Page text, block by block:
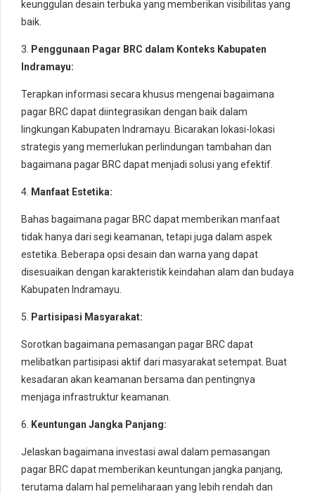
keunggulan desain terbuka yang memberikan visibilitas yang
baik.
3. Penggunaan Pagar BRC dalam Konteks Kabupaten
Indramayu:
Terapkan informasi secara khusus mengenai bagaimana
pagar BRC dapat diintegrasikan dengan baik dalam
lingkungan Kabupaten Indramayu. Bicarakan lokasi-lokasi
strategis yang memerlukan perlindungan tambahan dan
bagaimana pagar BRC dapat menjadi solusi yang efektif.
4. Manfaat Estetika:
Bahas bagaimana pagar BRC dapat memberikan manfaat
tidak hanya dari segi keamanan, tetapi juga dalam aspek
estetika. Beberapa opsi desain dan warna yang dapat
disesuaikan dengan karakteristik keindahan alam dan budaya
Kabupaten Indramayu.
5. Partisipasi Masyarakat:
Sorotkan bagaimana pemasangan pagar BRC dapat
melibatkan partisipasi aktif dari masyarakat setempat. Buat
kesadaran akan keamanan bersama dan pentingnya
menjaga infrastruktur keamanan.
6. Keuntungan Jangka Panjang:
Jelaskan bagaimana investasi awal dalam pemasangan
pagar BRC dapat memberikan keuntungan jangka panjang,
terutama dalam hal pemeliharaan yang lebih rendah dan